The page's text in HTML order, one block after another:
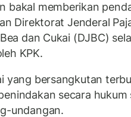
bakal memberikan
Direktorat Jenderal
dan Cukai (DJBC)
KPK.
yang bersangkutan
secara hukum
undangan.